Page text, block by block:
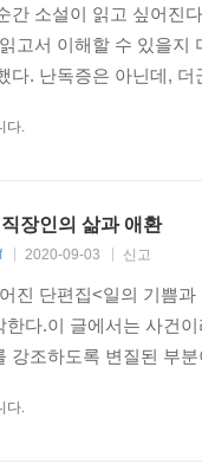
나 모자람이 없이, 현실
흔적이 새겨졌다는 사
이름을 각인시킨 작
간 소설이 읽고 싶어진
고서 이해할 수 있을
다. 난독증은 아닌데,
다.
장인의 삶과 애환
2020-09-03 신고
진 단편집<일의 기쁨
한다.이 글에서는 사건
강조하도록 변질된 부
다.